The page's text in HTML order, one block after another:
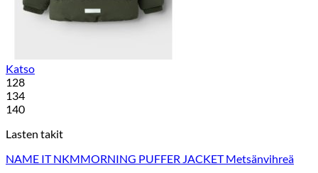
Katso
128
134
140
Lasten takit
NAME IT NKMMORNING PUFFER JACKET Metsänvihreä